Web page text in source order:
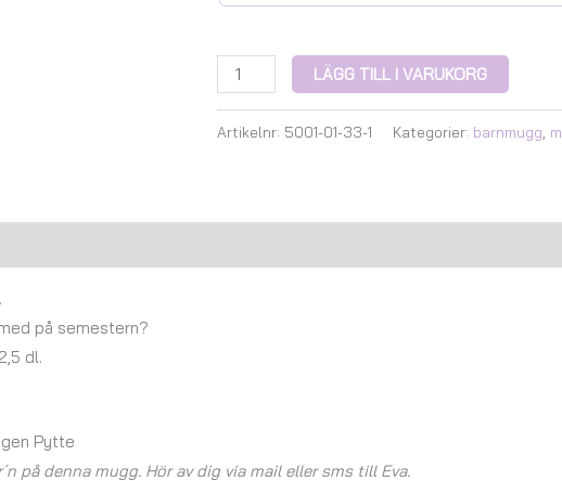
LÄGG TILL I VARUKORG
Artikelnr: 5001-01-33-1 Kategorier: barnmugg
på semestern?
dl.
Pytte
på denna mugg. Hör av dig via mail eller sms till Eva.